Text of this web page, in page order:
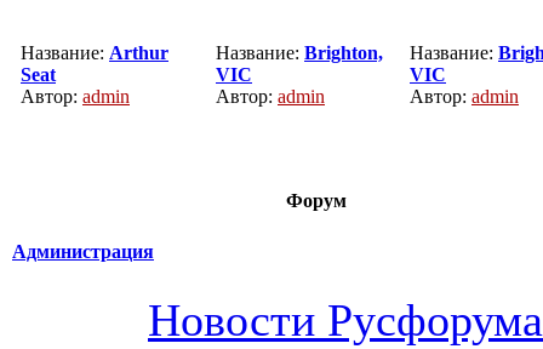
Название: Arthur
Seat
Автор: admin
Название: Brighton,
VIC
Автор: admin
Название:
VIC
Автор: admin
Форум
Администрация
Новости Русфорума